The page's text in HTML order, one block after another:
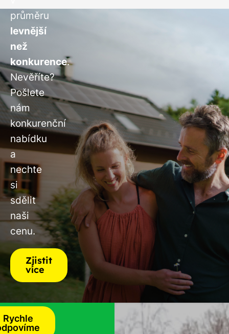
průměru
levnější
než
konkurence.
Nevěříte?
Pošlete
nám
konkurenční
nabídku
a
nechte
si
sdělit
naši
cenu.
Zjistit
více
Rychle